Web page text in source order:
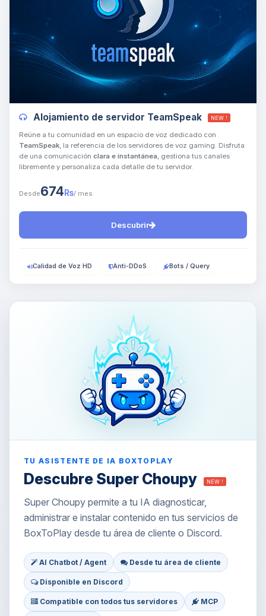
Alojamiento de servidor TeamSpeak NEW !
Reúne a tu comunidad en un espacio de voz dedicado con
TeamSpeak, la referencia de los servidores de voz gaming. Disfruta
de una comunicación clara e instantánea, gestiona tus canales
libremente y personaliza cada detalle de tu servidor.
Desde674₨/ mes
Descubrir
Calidad de Voz HD Anti-DDoS Bots / Query
TU ASISTENTE DE IA BOXTOPLAY
Descubre Super Choupy NEW !
Super Choupy permite a tu IA diagnosticar,
administrar e instalar contenido en tus servicios de
BoxToPlay desde tu área de cliente o Discord.
AI Chatbot / Agent Desde tu área de cliente
Disponible en Discord
Compatible con todos tus servidores MCP
Yupi, por fin alguien con quien
hablar! Soy Choupy, tu pequeno
que necesitas y moveré mis
pequenos circuitos para ayudarte.